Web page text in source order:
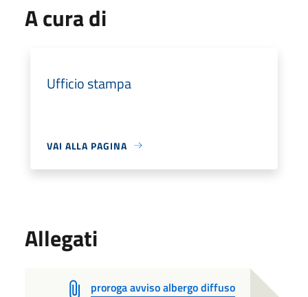
A cura di
Ufficio stampa
VAI ALLA PAGINA
Allegati
proroga avviso albergo diffuso